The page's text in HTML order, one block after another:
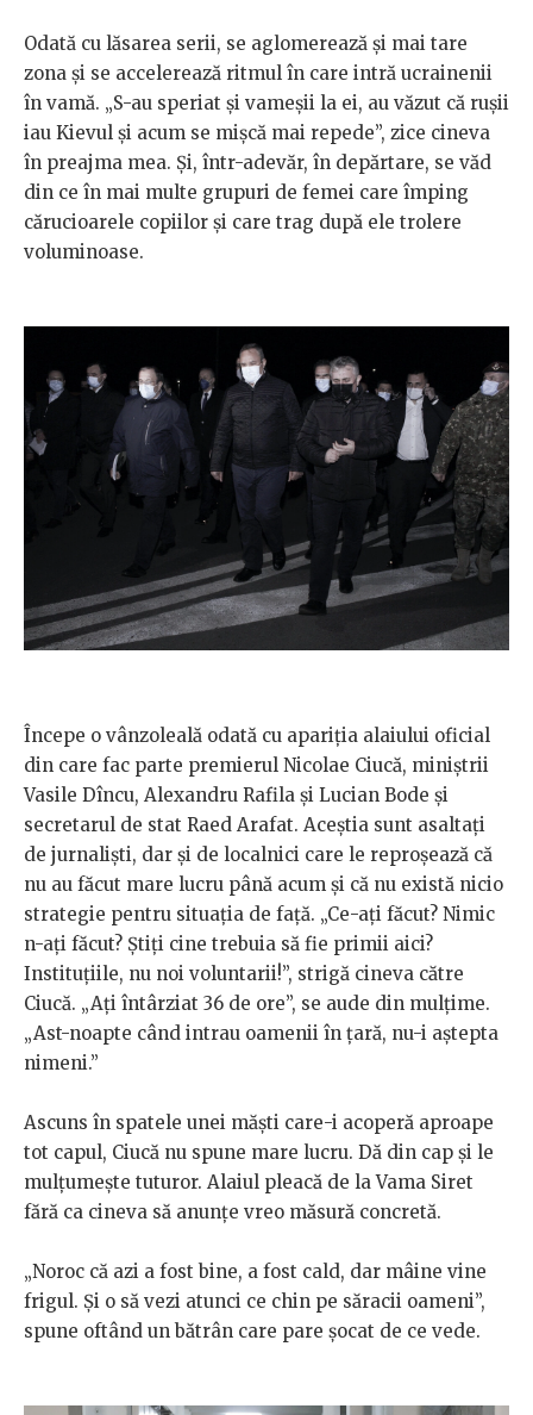
Odată cu lăsarea serii, se aglomerează și mai tare
zona și se accelerează ritmul în care intră ucrainenii
în vamă. „S-au speriat și vameșii la ei, au văzut că rușii
iau Kievul și acum se mișcă mai repede”, zice cineva
în preajma mea. Și, într-adevăr, în depărtare, se văd
din ce în mai multe grupuri de femei care împing
cărucioarele copiilor și care trag după ele trolere
voluminoase.
Începe o vânzoleală odată cu apariția alaiului oficial
din care fac parte premierul Nicolae Ciucă, miniștrii
Vasile Dîncu, Alexandru Rafila și Lucian Bode și
secretarul de stat Raed Arafat. Aceștia sunt asaltați
de jurnaliști, dar și de localnici care le reproșează că
nu au făcut mare lucru până acum și că nu există nicio
strategie pentru situația de față. „Ce-ați făcut? Nimic
n-ați făcut? Știți cine trebuia să fie primii aici?
Instituțiile, nu noi voluntarii!”, strigă cineva către
Ciucă. „Ați întârziat 36 de ore”, se aude din mulțime.
„Ast-noapte când intrau oamenii în țară, nu-i aștepta
nimeni.”
Ascuns în spatele unei măști care-i acoperă aproape
tot capul, Ciucă nu spune mare lucru. Dă din cap și le
mulțumește tuturor. Alaiul pleacă de la Vama Siret
fără ca cineva să anunțe vreo măsură concretă.
„Noroc că azi a fost bine, a fost cald, dar mâine vine
frigul. Și o să vezi atunci ce chin pe săracii oameni”,
spune oftând un bătrân care pare șocat de ce vede.